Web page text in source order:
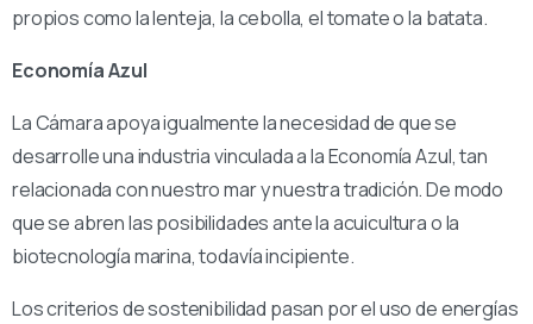
propios como la lenteja, la cebolla, el tomate o la batata.
Economía Azul
La Cámara apoya igualmente la necesidad de que se
desarrolle una industria vinculada a la Economía Azul, tan
relacionada con nuestro mar y nuestra tradición. De modo
que se abren las posibilidades ante la acuicultura o la
biotecnología marina, todavía incipiente.
Los criterios de sostenibilidad pasan por el uso de energías